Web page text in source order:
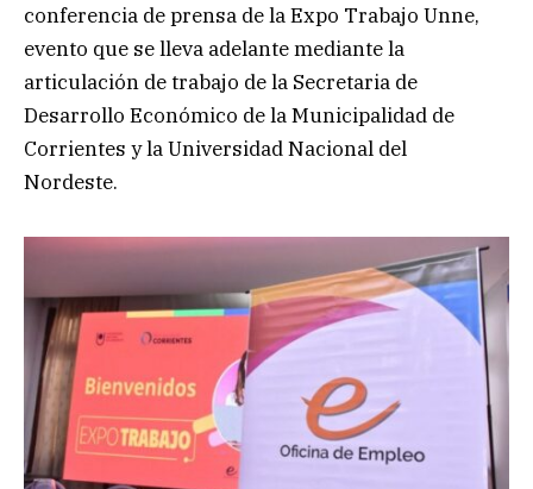
conferencia de prensa de la Expo Trabajo Unne,
evento que se lleva adelante mediante la
articulación de trabajo de la Secretaria de
Desarrollo Económico de la Municipalidad de
Corrientes y la Universidad Nacional del
Nordeste.